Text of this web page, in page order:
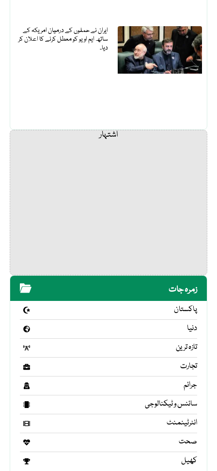
ایران نے حملوں کے درمیان امریکہ کے
ساتھ ایم او یو کو معطل کرنے کا اعلان کر
دیا۔
اشتہار
زمرہ جات
پاکستان
دنیا
تازہ ترین
تجارت
جرائم
سائنس و ٹیکنالوجی
انٹرٹینمنٹ
صحت
کھیل